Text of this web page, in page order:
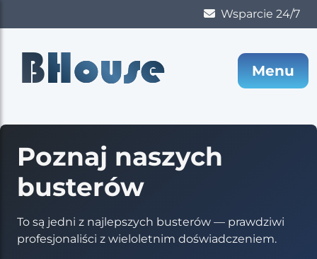
Wsparcie 24/7
BHouse Menu
Poznaj naszych
busterów
To są jedni z najlepszych busterów — prawdziwi
profesjonaliści z wieloletnim doświadczeniem.